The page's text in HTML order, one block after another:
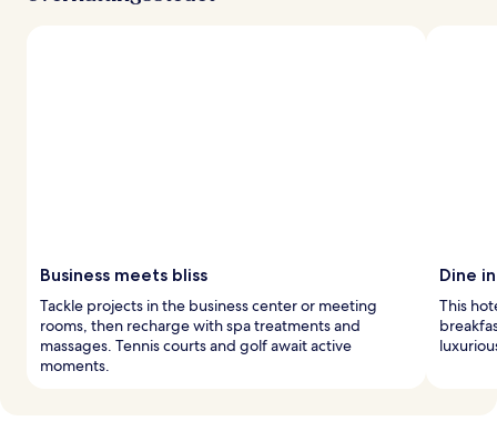
Business meets bliss
Tackle projects in the business center or meeting
rooms, then recharge with spa treatments and
massages. Tennis courts and golf await active
moments.
Dine
This